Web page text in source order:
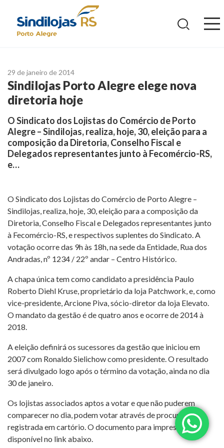
29 de janeiro de 2014
Sindilojas Porto Alegre elege nova
diretoria hoje
O Sindicato dos Lojistas do Comércio de Porto
Alegre – Sindilojas, realiza, hoje, 30, eleição para a
composição da Diretoria, Conselho Fiscal e
Delegados representantes junto à Fecomércio-RS,
e…
O Sindicato dos Lojistas do Comércio de Porto Alegre –
Sindilojas, realiza, hoje, 30, eleição para a composição da
Diretoria, Conselho Fiscal e Delegados representantes junto
à Fecomércio-RS, e respectivos suplentes do Sindicato. A
votação ocorre das 9h às 18h, na sede da Entidade, Rua dos
Andradas, nº 1234 / 22º andar – Centro Histórico.
A chapa única tem como candidato a presidência Paulo
Roberto Diehl Kruse, proprietário da loja Patchwork, e, como
vice-presidente, Arcione Piva, sócio-diretor da loja Elevato.
O mandato da gestão é de quatro anos e ocorre de 2014 à
2018.
A eleição definirá os sucessores da gestão que iniciou em
2007 com Ronaldo Sielichow como presidente. O resultado
será divulgado logo após o término da votação, ainda no dia
30 de janeiro.
Os lojistas associados aptos a votar e que não puderem
comparecer no dia, podem votar através de procuração
registrada em cartório. O documento para impressão está
disponível no link abaixo.